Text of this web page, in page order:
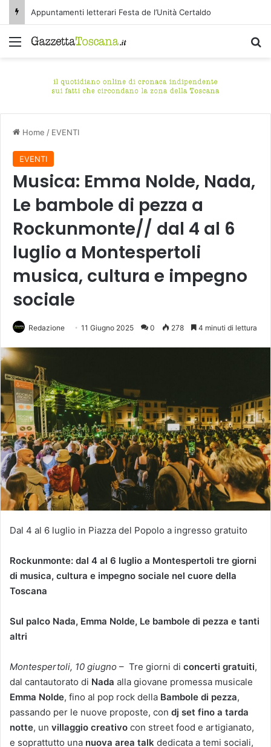
Appuntamenti letterari Festa de l’Unità Certaldo
Menu
Home / EVENTI
EVENTI
Musica: Emma Nolde, Nada,
Le bambole di pezza a
Rockunmonte// dal 4 al 6
luglio a Montespertoli
musica, cultura e impegno
sociale
Redazione 11 Giugno 2025 0 278 4 minuti di lettura
Dal 4 al 6 luglio in Piazza del Popolo a ingresso gratuito
Rockunmonte: dal 4 al 6 luglio a Montespertoli tre giorni
di musica, cultura e impegno sociale nel cuore della
Toscana
Sul palco Nada, Emma Nolde, Le bambole di pezza e tanti
altri
Montespertoli, 10 giugno – Tre giorni di concerti gratuiti,
dal cantautorato di Nada alla giovane promessa musicale
Emma Nolde, fino al pop rock della Bambole di pezza,
passando per le nuove proposte, con dj set fino a tarda
notte, un villaggio creativo con street food e artigianato,
e soprattutto una nuova area talk dedicata a temi sociali,